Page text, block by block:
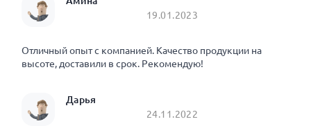
19.01.2023
Отличный опыт с компанией. Качество продукции на
высоте, доставили в срок. Рекомендую!
Дарья
24.11.2022